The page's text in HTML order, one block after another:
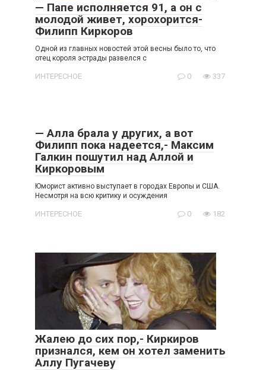
— Папе исполняется 91, а он с
молодой живет, хорохорится-
Филипп Киркоров
Одной из главных новостей этой весны было то, что
отец короля эстрады развелся с
ИНТЕРЕСНОЕ 0 337
— Алла брала у других, а вот
Филипп пока надеется,- Максим
Галкин пошутил над Аллой и
Киркоровым
Юморист активно выступает в городах Европы и США.
Несмотря на всю критику и осуждения
ИНТЕРЕСНОЕ 0 182
Жалею до сих пор,- Киркиров
признался, кем он хотел заменить
Аллу Пугачеву